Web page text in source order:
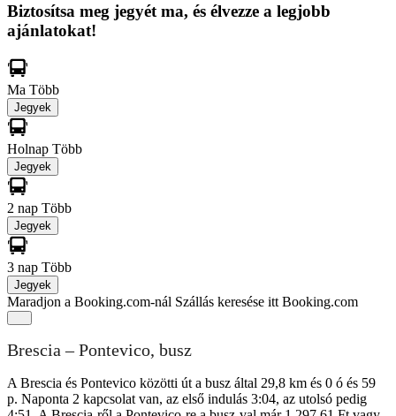
Biztosítsa meg jegyét ma, és élvezze a legjobb
ajánlatokat!
Ma Több
Jegyek
Holnap Több
Jegyek
2 nap Több
Jegyek
3 nap Több
Jegyek
Maradjon a Booking.com-nál Szállás keresése itt Booking.com
Brescia – Pontevico, busz
A Brescia és Pontevico közötti út a busz által 29,8 km és 0 ó és 59
p. Naponta 2 kapcsolat van, az első indulás 3:04, az utolsó pedig